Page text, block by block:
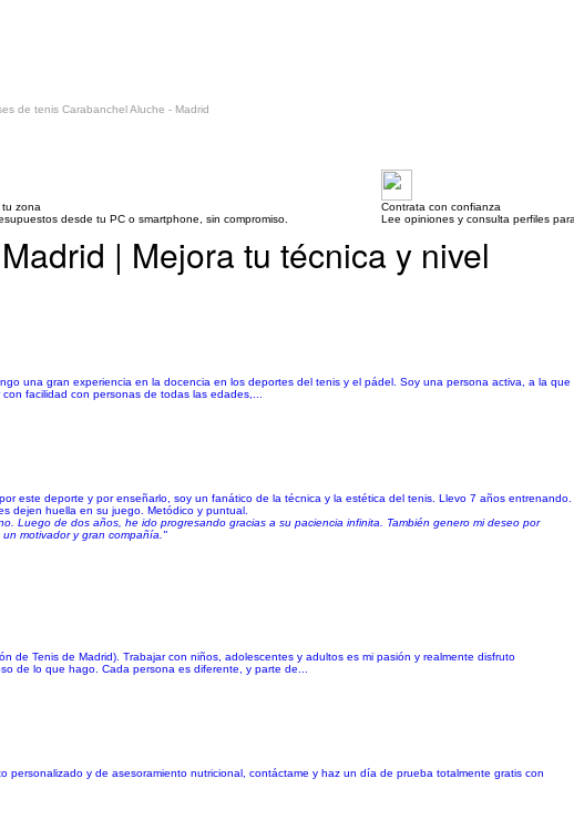
de tenis Carabanchel Aluche - Madrid
tu zona
desde tu PC o smartphone, sin compromiso.
Contrata con confianza
Lee opiniones y consulta perfiles
| Mejora tu técnica y nivel
una gran experiencia en la docencia en los deportes del tenis y el pádel. Soy una persona activa, a la que
facilidad con personas de todas las edades,...
este deporte y por enseñarlo, soy un fanático de la técnica y la estética del tenis. Llevo 7 años entrenando.
dejen huella en su juego. Metódico y puntual.
Luego de dos años, he ido progresando gracias a su paciencia infinita. También genero mi deseo por
motivador y gran compañía."
de Tenis de Madrid). Trabajar con niños, adolescentes y adultos es mi pasión y realmente disfruto
de lo que hago. Cada persona es diferente, y parte de...
y de asesoramiento nutricional, contáctame y haz un día de prueba totalmente gratis con